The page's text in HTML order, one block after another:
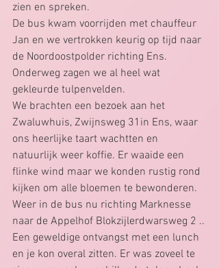
zien en spreken.
De bus kwam voorrijden met chauffeur
Jan en we vertrokken keurig op tijd naar
de Noordoostpolder richting Ens.
Onderweg zagen we al heel wat
gekleurde tulpenvelden.
We brachten een bezoek aan het
Zwaluwhuis, Zwijnsweg 31in Ens, waar
ons heerlijke taart wachtten en
natuurlijk weer koffie. Er waaide een
flinke wind maar we konden rustig rond
kijken om alle bloemen te bewonderen.
Weer in de bus nu richting Marknesse
naar de Appelhof Blokzijlerdwarsweg 2 ..
Een geweldige ontvangst met een lunch
en je kon overal zitten. Er was zoveel te